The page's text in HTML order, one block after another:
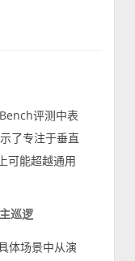
评测中表
了专注于垂直
可能超越通用
巡逻
体场景中从演